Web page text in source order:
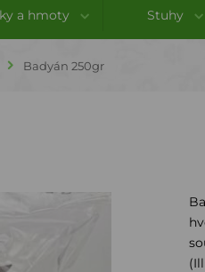
a hmoty Stuhy
Badyán 250gr